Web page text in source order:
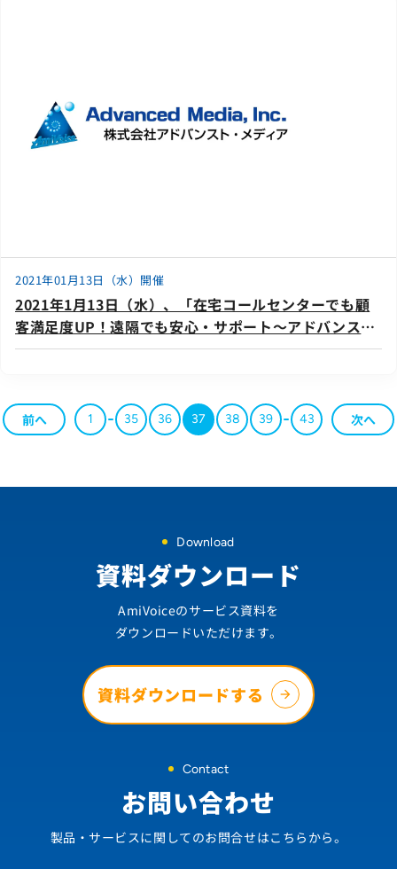
2021年01月13日（水）開催
2021年1月13日（水）、「在宅コールセンターでも顧
客満足度UP！遠隔でも安心・サポート～アドバンス
ト・メディアとアグレックスが推奨する事例のご紹介
前へ 1 35 36 37 38 39 43 次へ
Download
資料ダウンロード
AmiVoiceのサービス資料を
ダウンロードいただけます。
資料ダウンロードする
Contact
お問い合わせ
製品・サービスに関してのお問合せはこちらから。